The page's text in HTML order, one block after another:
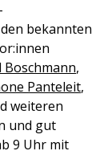
bekannten
Boschmann,
Panteleit,
weiteren
und gut
9 Uhr mit